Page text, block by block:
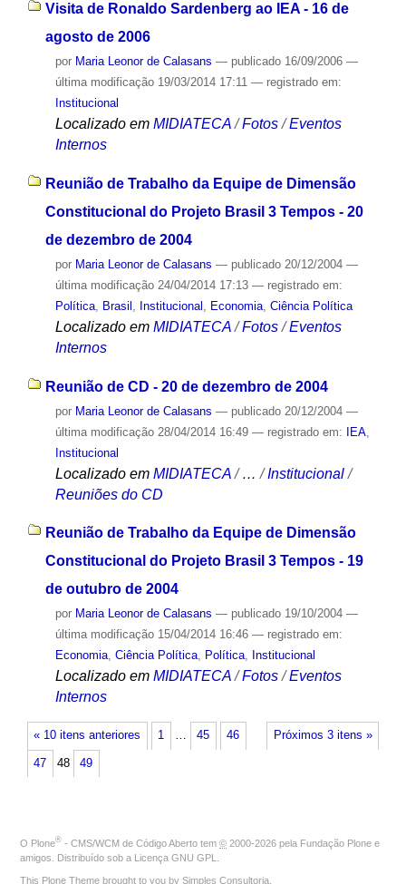
Visita de Ronaldo Sardenberg ao IEA - 16 de
agosto de 2006
por Maria Leonor de Calasans — publicado16/09/2006 —
última modificação19/03/2014 17:11 — registrado em:
Institucional
Localizado em MIDIATECA /Fotos /Eventos
Internos
Reunião de Trabalho da Equipe de Dimensão
Constitucional do Projeto Brasil 3 Tempos - 20
de dezembro de 2004
por Maria Leonor de Calasans — publicado20/12/2004 —
última modificação24/04/2014 17:13 — registrado em:
Política, Brasil Institucional Economia, Ciência Política
Localizado em MIDIATECA /Fotos /Eventos
Internos
Reunião de CD - 20 de dezembro de 2004
por Maria Leonor de Calasans — publicado20/12/2004 —
última modificação28/04/2014 16:49 — registrado em: IEA,
Institucional
Localizado em MIDIATECA /…/Institucional /
Reuniões do CD
Reunião de Trabalho da Equipe de Dimensão
Constitucional do Projeto Brasil 3 Tempos - 19
de outubro de 2004
por Maria Leonor de Calasans — publicado19/10/2004 —
última modificação15/04/2014 16:46 — registrado em:
Economia, Ciência Política, Política, Institucional
Localizado em MIDIATECA /Fotos /Eventos
Internos
« 10 itens anteriores Próximos 3 itens »
1 … 45 46
47 48 49
O Plone® - CMS/WCM de Código Aberto tem © 2000-2026 pela Fundação Plone e
amigos. Distribuído sob a Licença GNU GPL
This Plone Theme brought to you by Simples Consultoria